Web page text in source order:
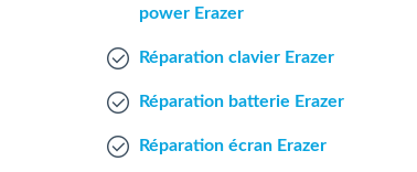
power Erazer
Réparation clavier Erazer
Réparation batterie Erazer
Réparation écran Erazer